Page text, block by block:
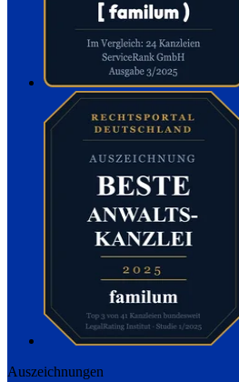
Auszeichnungen